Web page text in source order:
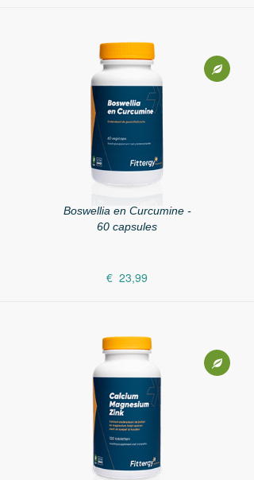
Boswellia en Curcumine -
60 capsules
€ 23,99